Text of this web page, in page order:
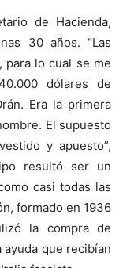
de Hacienda,
30 años. “Las
para lo cual se me
dólares de
Era la primera
El supuesto
y apuesto”,
resultó ser un
casi todas las
formado en 1936
la compra de
ayuda que recibían